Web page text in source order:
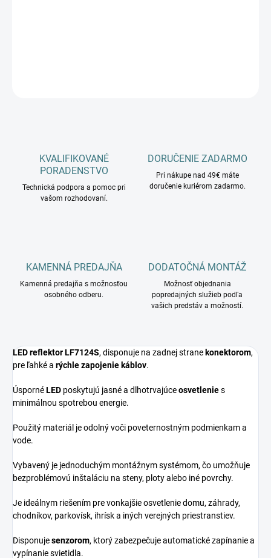
KVALIFIKOVANÉ
PORADENSTVO
Technická podpora a pomoc pri
vašom rozhodovaní.
DORUČENIE ZADARMO
Pri nákupe nad 49€ máte
doručenie kuriérom zadarmo.
KAMENNÁ PREDAJŇA
Kamenná predajňa s možnosťou
osobného odberu.
DODATOČNÁ MONTÁŽ
Možnosť objednania
popredajných služieb podľa
vašich predstáv a možností.
LED reflektor LF7124S, disponuje na zadnej strane konektorom,
pre ľahké a rýchle zapojenie káblov.
ÚspornéLED poskytujú jasné a dlhotrvajúceosvetlenies
minimálnou spotrebou energie.
Použitý materiál je odolný voči poveternostným podmienkam a
vode.
Vybavený je jednoduchým montážnym systémom, čo umožňuje
bezproblémovú inštaláciu na steny, ploty alebo iné povrchy.
Je ideálnym riešením pre vonkajšie osvetlenie domu, záhrady,
chodníkov, parkovísk, ihrísk a iných verejných priestranstiev.
Disponujesenzorom, ktorýzabezpečuje automatické zapínanie a
vypínanie svietidla.